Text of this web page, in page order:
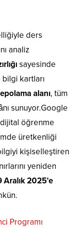
ders
analiz
sayesinde
kartları
alanı, tüm
sunuyor.Google
öğrenme
üretkenliği
kişiselleştiren
yeniden
Aralık 2025’e
Programı